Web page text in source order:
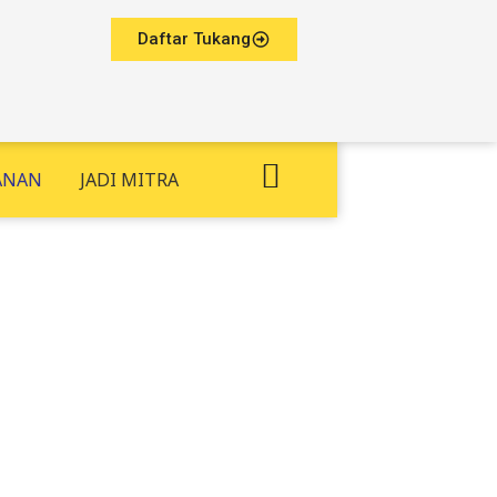
Daftar Tukang
JADI MITRA